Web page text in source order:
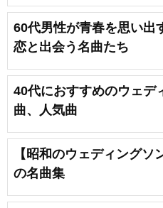
60代男性が青春を思い出
恋と出会う名曲たち
40代におすすめのウェデ
曲、人気曲
【昭和のウェディング
の名曲集